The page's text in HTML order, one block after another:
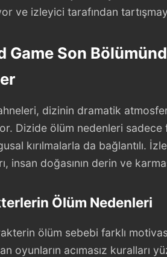
ve izleyici tarafından
Game Son
dizinin dramatik
Dizide ölüm nedenleri
kırılmalarla da bağlantılı.
insan doğasının derin ve
Ölüm Nedenleri
ölüm sebebi farklı
oyunların acımasız kuralları